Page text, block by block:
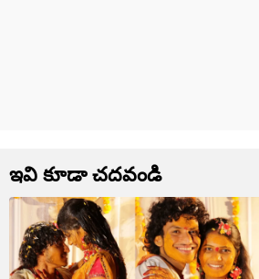
ఇవి కూడా చదవండి